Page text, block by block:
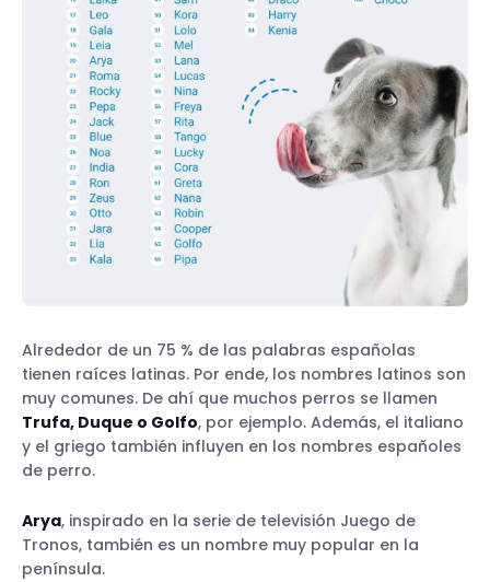
Alrededor de un 75 % de las palabras españolas
tienen raíces latinas. Por ende, los nombres latinos son
muy comunes. De ahí que muchos perros se llamen
Trufa, Duque o Golfo, por ejemplo. Además, el italiano
y el griego también influyen en los nombres españoles
de perro.
Arya, inspirado en la serie de televisión Juego de
Tronos, también es un nombre muy popular en la
península.